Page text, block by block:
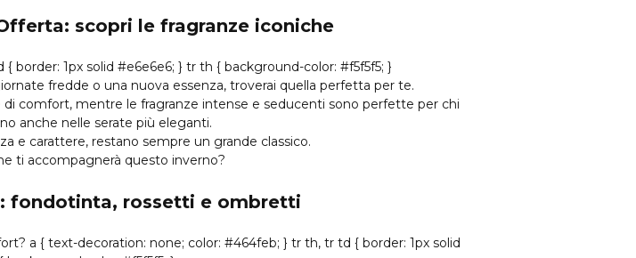
scopri le fragranze iconiche
fredde o una nuova essenza, troverai quella perfetta per te.
comfort, mentre le fragranze intense e seducenti sono perfette per chi
anche nelle serate più eleganti.
e carattere, restano sempre un grande classico.
ti accompagnerà questo inverno?
fondotinta, rossetti e ombretti